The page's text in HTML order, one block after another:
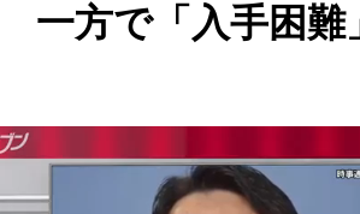
一方で「入手困難